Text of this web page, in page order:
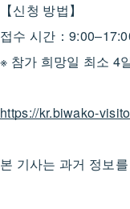
【신청 방법】
접수 시간：
※ 참가 희망일 최소 4
https://kr.biwako-
본 기사는 과거 정보